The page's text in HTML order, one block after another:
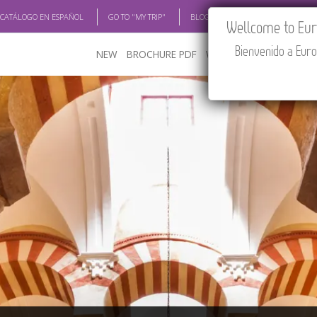
EN ESPAÑOL GO TO "MY TRIP" BLOG
NEW BROCHURE PDF WHERE TO BUY
Wellcome to
Bienvenido a